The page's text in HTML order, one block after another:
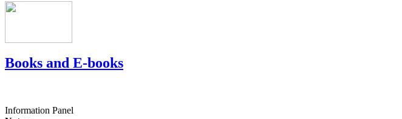
Books and E-books
Information Panel